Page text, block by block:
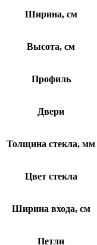
Ширина, см
Высота, см
Профиль
Двери
Толщина стекла, мм
Цвет стекла
Ширина входа, см
Петли